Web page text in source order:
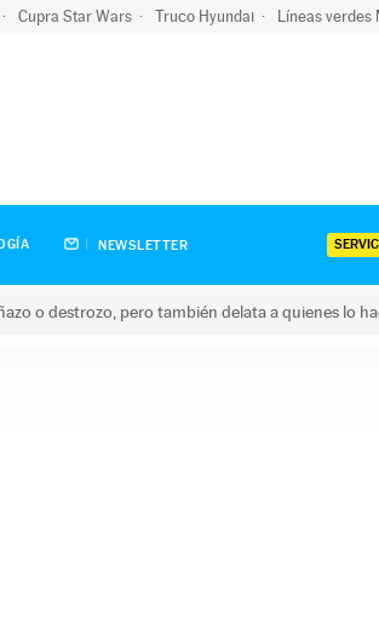
Cupra Star Wars Truco Hyundai Líneas verdes
NEWSLETTER
o destrozo, pero también delata a quienes lo